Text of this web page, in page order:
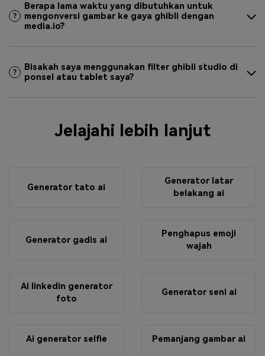
Berapa lama waktu yang dibutuhkan untuk
mengonversi gambar ke gaya ghibli dengan
media.io?
Bisakah saya menggunakan filter ghibli studio di
ponsel atau tablet saya?
Jelajahi lebih lanjut
Generator tato ai
Generator latar
belakang ai
Generator gadis ai
Penghapus emoji
wajah
Ai linkedin generator
foto
Generator seni ai
Ai generator selfie Pemanjang gambar ai